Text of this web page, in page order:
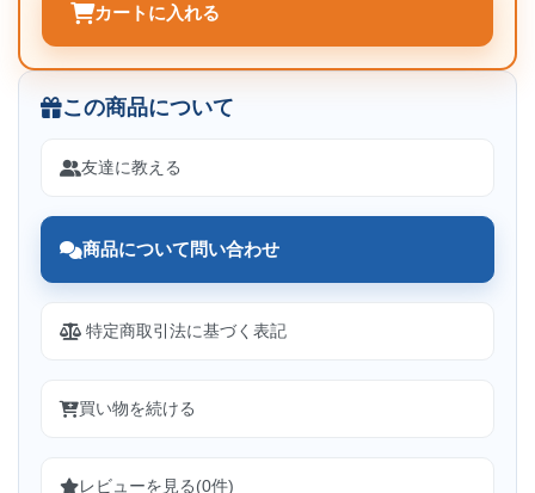
カートに入れる
この商品について
友達に教える
商品について問い合わせ
特定商取引法に基づく表記
買い物を続ける
レビューを見る(0件)